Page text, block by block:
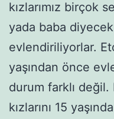
kızlarımız birçok
yada baba
evlendiriliyorlar.
yaşından önce
durum farklı
kızlarını 15